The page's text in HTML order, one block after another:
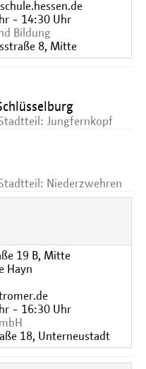
- 14:30 Uhr
Bildung
8, Mitte
Jungfernkopf
Niederzwehren
19 B, Mitte
Hayn
- 16:30 Uhr
18, Unterneustadt